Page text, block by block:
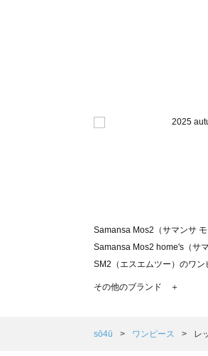
Samansa Mos2（サマンサ
Samansa Mos2 home's（サ
SM2（エスエムツー）のワン
TSUHARU by Samansa
Samansa Mos2 Lagom（サ
その他のブランド ＋
sō4ū ワンピース レ